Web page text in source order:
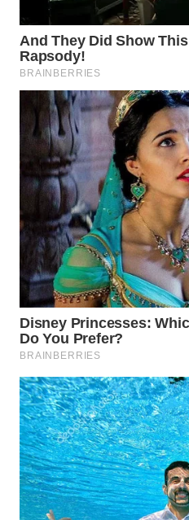
WN
SAMOSIR
WN
PADANG
LAWAS
WN
SUMEDANG
WN
CIANJUR
WN
KEPULAUAN
SERIBU
WN
WN
BINJAI
WN
CIREBON